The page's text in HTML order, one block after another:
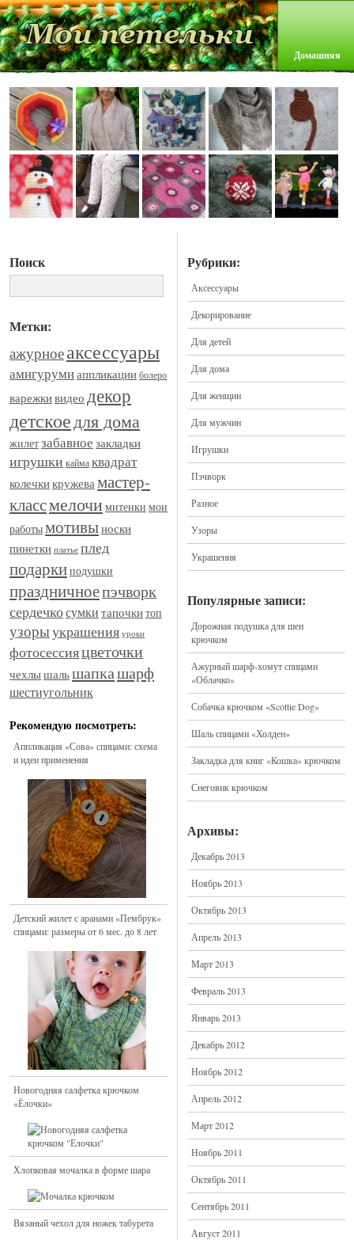
Домашняя
Поиск
Метки:
ажурноеаксессуары
амигурумиаппликацииболеро
варежкивидео декор
детскоедля дома
жилетзабавное закладки
игрушки каймаквадрат
колечкикружевамастер-
классмелочи митенки мои
работымотивыноски
пинетки платье плед
подаркиподушки
праздничноепэчворк
сердечкосумки тапочкитоп
узорыукрашения уроки
фотосессияцветочки
чехлышальшапкашарф
шестиугольник
Рекомендую посмотреть:
Аппликация «Сова» спицами: схема
и идеи применения
Детский жилет с аранами «Пембрук»
спицами: размеры от 6 мес. до 8 лет
Новогодняя салфетка крючком
«Ёлочки»
Хлопковая мочалка в форме шара
Вязаный чехол для ножек табурета
Рубрики:
Аксессуары
Декорирование
Для детей
Для дома
Для женщин
Для мужчин
Игрушки
Пэчворк
Разное
Узоры
Украшения
Популярные записи:
Дорожная подушка для шеи
крючком
Ажурный шарф-хомут спицами
«Облачко»
Собачка крючком «Scottie Dog»
Шаль спицами «Холден»
Закладка для книг «Кошка» крючком
Снеговик крючком
Архивы:
Декабрь 2013
Ноябрь 2013
Октябрь 2013
Апрель 2013
Март 2013
Февраль 2013
Январь 2013
Декабрь 2012
Ноябрь 2012
Апрель 2012
Март 2012
Ноябрь 2011
Октябрь 2011
Сентябрь 2011
Август 2011